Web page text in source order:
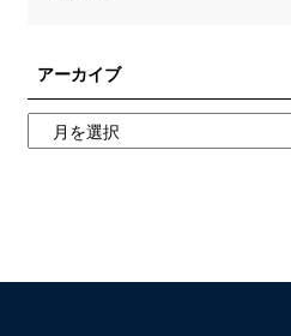
アーカイブ